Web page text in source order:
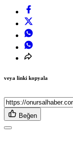
veya linki kopyala
Beğen